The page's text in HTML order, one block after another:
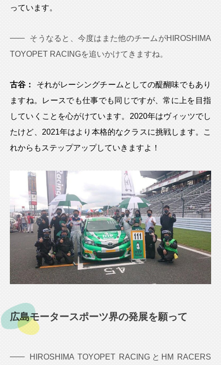
っています。
そうなると、今度はまた他のチームがHIROSHIMA
TOYOPET RACINGを追いかけてきますね。
古谷：
それがレーシングチームとしての醍醐味でもあり
ますね。レースでも仕事でも同じですが、常に上を目指
していくことを心がけています。2020年はヴィッツでし
たけど、2021年はより本格的なクラスに挑戦します。こ
れからもステップアップしていきますよ！
広島モータースポーツ界の発展を願って
HIROSHIMA TOYOPET RACINGとHM RACERS